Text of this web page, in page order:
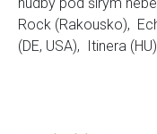
Rock (Rakousko),
(DE, USA), Itinera